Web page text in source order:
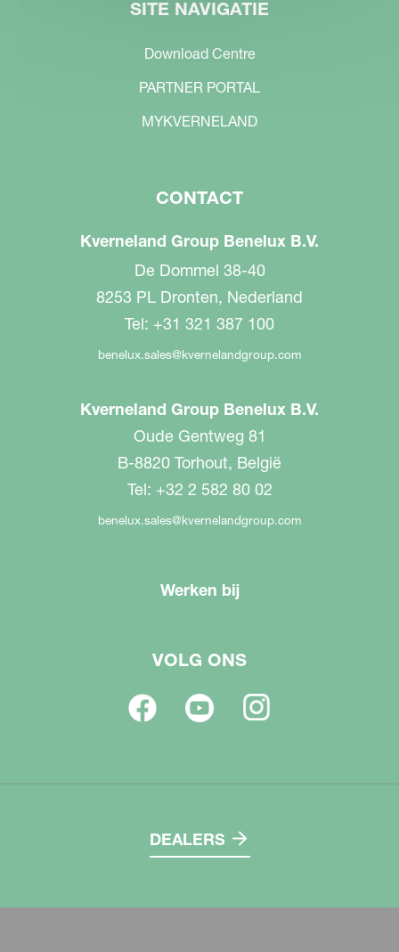
SITE NAVIGATIE
Download Centre
PARTNER PORTAL
MYKVERNELAND
CONTACT
Kverneland Group Benelux B.V.
De Dommel 38-40
8253 PL Dronten, Nederland
Tel: +31 321 387 100
benelux.sales@kvernelandgroup.com
Kverneland Group Benelux B.V.
Oude Gentweg 81
B-8820 Torhout, België
Tel: +32 2 582 80 02
benelux.sales@kvernelandgroup.com
Werken bij
VOLG ONS
DEALERS